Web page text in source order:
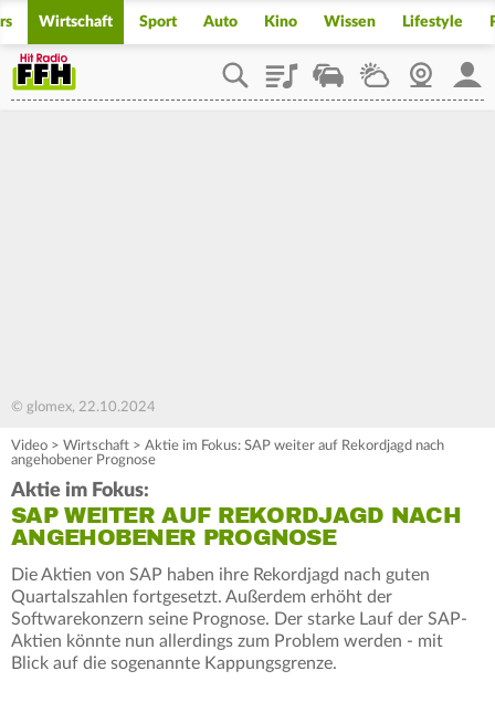
Wirtschaft Sport Auto Kino Wissen Lifestyle
PlaylistStaupilotWetterWebcam
© glomex, 22.10.2024
Video > Wirtschaft > Aktie im Fokus: SAP weiter auf Rekordjagd nach
angehobener Prognose
Aktie im Fokus:
SAP WEITER AUF REKORDJAGD NACH
ANGEHOBENER PROGNOSE
Die Aktien von SAP haben ihre Rekordjagd nach guten
Quartalszahlen fortgesetzt. Außerdem erhöht der
Softwarekonzern seine Prognose. Der starke Lauf der SAP-
Aktien könnte nun allerdings zum Problem werden - mit
Blick auf die sogenannte Kappungsgrenze.